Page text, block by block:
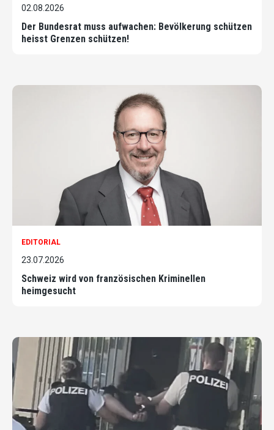
02.08.2026
Der Bundesrat muss aufwachen: Bevölkerung schützen
heisst Grenzen schützen!
EDITORIAL
23.07.2026
Schweiz wird von französischen Kriminellen
heimgesucht